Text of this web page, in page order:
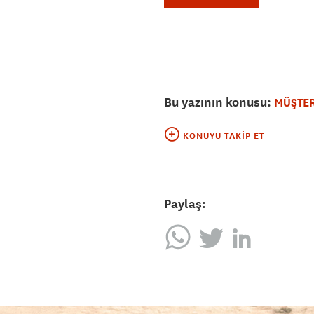
Bu yazının konusu:
KONUYU TAKIP ET
Paylaş: